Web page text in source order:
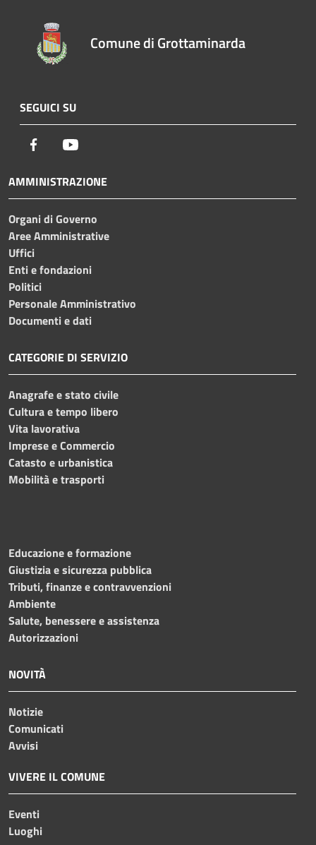
Comune di Grottaminarda
SEGUICI SU
Facebook
AMMINISTRAZIONE
Organi di Governo
Aree Amministrative
Uffici
Enti e fondazioni
Politici
Personale Amministrativo
Documenti e dati
CATEGORIE DI SERVIZIO
Anagrafe e stato civile
Cultura e tempo libero
Vita lavorativa
Imprese e Commercio
Catasto e urbanistica
Mobilità e trasporti
Educazione e formazione
Giustizia e sicurezza pubblica
Tributi, finanze e contravvenzioni
Ambiente
Salute, benessere e assistenza
Autorizzazioni
NOVITÀ
Notizie
Comunicati
Avvisi
VIVERE IL COMUNE
Eventi
Luoghi